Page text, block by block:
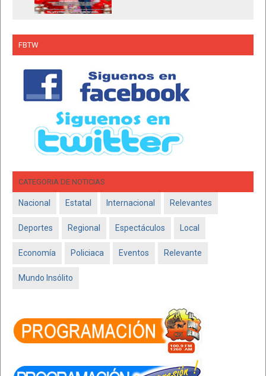
FBTW
CATEGORIA DE NOTICIAS
Nacional Estatal Internacional Relevantes
Deportes Regional Espectáculos Local
Economía Policiaca Eventos Relevante
Mundo Insólito